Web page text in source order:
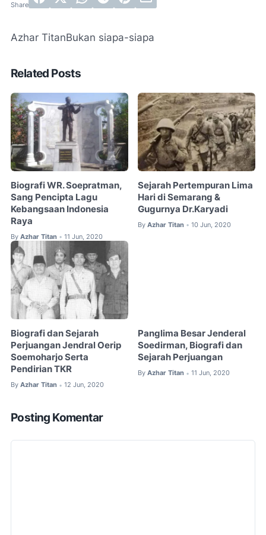
Azhar TitanBukan siapa-siapa
Related Posts
Biografi WR. Soepratman,
Sang Pencipta Lagu
Kebangsaan Indonesia
Raya
By Azhar Titan • 11 Jun, 2020
Sejarah Pertempuran Lima
Hari di Semarang &
Gugurnya Dr.Karyadi
By Azhar Titan • 10 Jun, 2020
Biografi dan Sejarah
Perjuangan Jendral Oerip
Soemoharjo Serta
Pendirian TKR
By Azhar Titan • 12 Jun, 2020
Panglima Besar Jenderal
Soedirman, Biografi dan
Sejarah Perjuangan
By Azhar Titan • 11 Jun, 2020
Posting Komentar